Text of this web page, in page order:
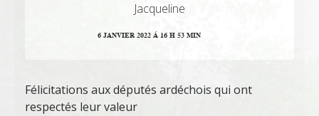
Jacqueline
6 JANVIER 2022 Á 16 H 53 MIN
Félicitations aux députés ardéchois qui ont
respectés leur valeur